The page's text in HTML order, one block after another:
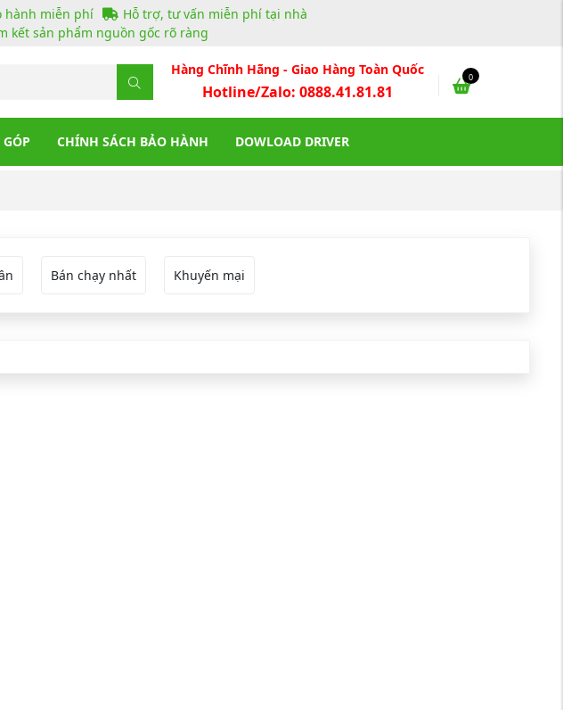
hành miễn phí
Hỗ trợ, tư vấn miễn phí tại nhà
kết sản phẩm nguồn gốc rõ ràng
Hàng Chĩnh Hãng - Giao Hàng Toàn Quốc
Hotline/Zalo: 0888.41.81.81
0
CHÍNH SÁCH BẢO HÀNH DOWLOAD DRIVER
Bán chạy nhất Khuyến mại